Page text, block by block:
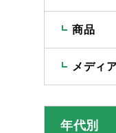
商品
メディ
年代別